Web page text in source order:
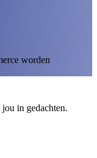
worden
in gedachten.